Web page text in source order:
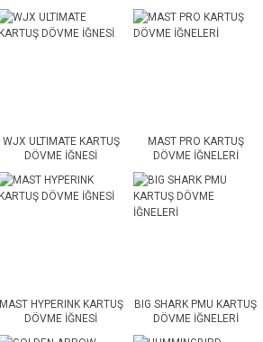
WJX ULTIMATE KARTUŞ
DÖVME İĞNESİ
MAST PRO KARTUŞ
DÖVME İĞNELERİ
MAST HYPERINK KARTUŞ
DÖVME İĞNESİ
BIG SHARK PMU KARTUŞ
DÖVME İĞNELERİ